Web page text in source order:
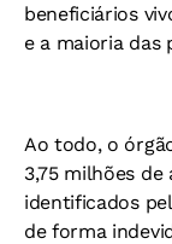
beneficiários
e a maioria das
Ao todo, o
3,75 milhões de
identificados
de forma